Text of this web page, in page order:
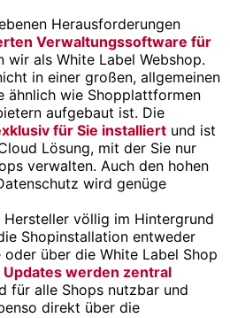
Herausforderungen
Verwaltungssoftware für
wir als White Label Webshop.
in einer großen, allgemeinen
ähnlich wie Shopplattformen
aufgebaut ist. Die
für Sie installiert und ist
Lösung, mit der Sie nur
verwalten. Auch den hohen
wird genüge
völlig im Hintergrund
Shopinstallation entweder
über die White Label Shop
Updates werden zentral
für alle Shops nutzbar und
direkt über die